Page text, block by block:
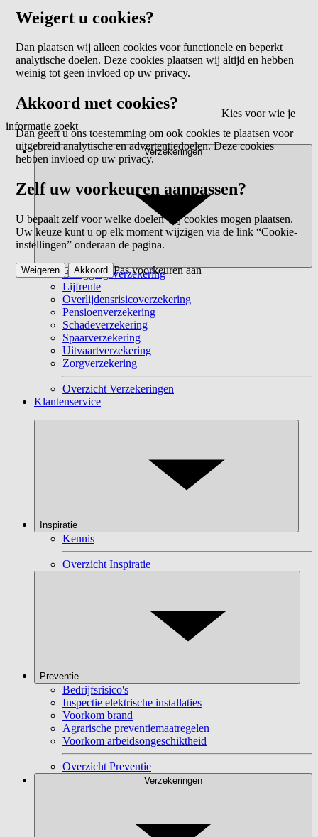
Kies voor wie je
informatie zoekt
Verzekeringen
Beleggingsverzekering
Lijfrente
Overlijdensrisicoverzekering
Pensioenverzekering
Schadeverzekering
Spaarverzekering
Uitvaartverzekering
Zorgverzekering
Overzicht Verzekeringen
Klantenservice
Inspiratie
Kennis
Overzicht Inspiratie
Preventie
Bedrijfsrisico's
Inspectie elektrische installaties
Voorkom brand
Agrarische preventiemaatregelen
Voorkom arbeidsongeschiktheid
Overzicht Preventie
Verzekeringen
Weigert u cookies?
Dan plaatsen wij alleen cookies voor functionele en beperkt
analytische doelen. Deze cookies plaatsen wij altijd en hebben
weinig tot geen invloed op uw privacy.
Akkoord met cookies?
Dan geeft u ons toestemming om ook cookies te plaatsen voor
uitgebreid analytische en advertentiedoelen. Deze cookies
hebben invloed op uw privacy.
Zelf uw voorkeuren aanpassen?
U bepaalt zelf voor welke doelen wij cookies mogen plaatsen.
Uw keuze kunt u op elk moment wijzigen via de link “Cookie-
instellingen” onderaan de pagina.
Pas voorkeuren aan
Weigeren Akkoord